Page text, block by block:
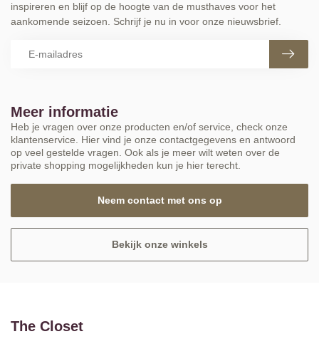
Meer informatie
Heb je vragen over onze producten en/of service, check onze
klantenservice. Hier vind je onze contactgegevens en antwoord
op veel gestelde vragen. Ook als je meer wilt weten over de
private shopping mogelijkheden kun je hier terecht.
Neem contact met ons op
Bekijk onze winkels
inspireren en blijf op de hoogte van de musthaves voor het
aankomende seizoen. Schrijf je nu in voor onze nieuwsbrief.
The Closet